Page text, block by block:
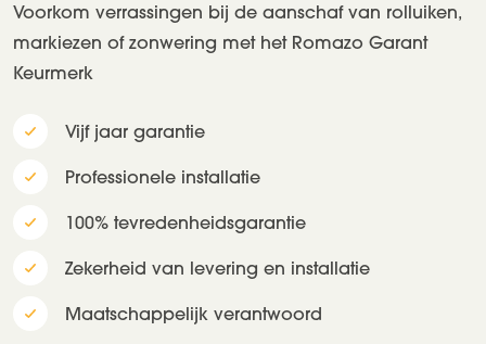
Voorkom verrassingen bij de aanschaf van rolluiken,
markiezen of zonwering met het Romazo Garant
Keurmerk
Vijf jaar garantie
Professionele installatie
100% tevredenheidsgarantie
Zekerheid van levering en installatie
Maatschappelijk verantwoord